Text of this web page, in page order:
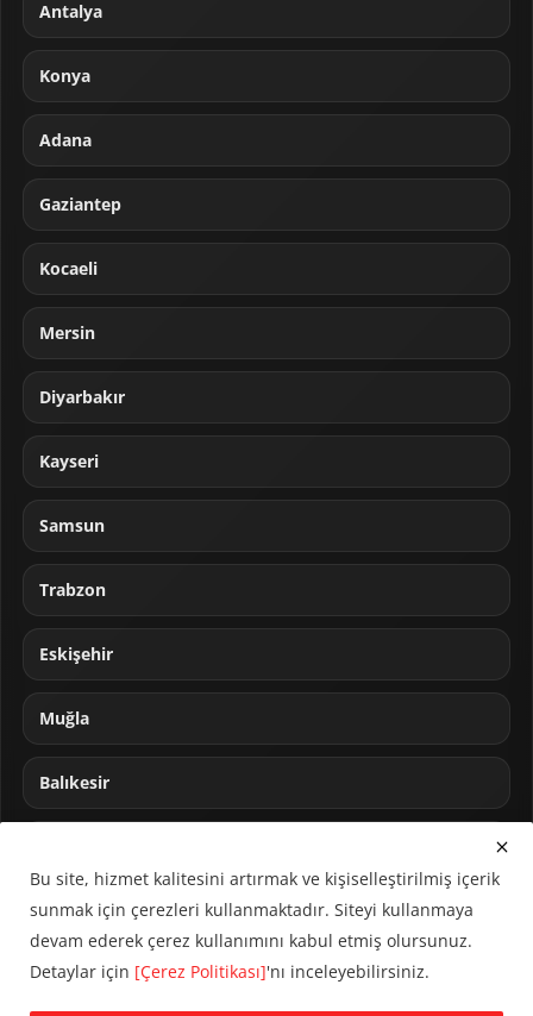
Antalya
Konya
Adana
Gaziantep
Kocaeli
Mersin
Diyarbakır
Kayseri
Samsun
Trabzon
Eskişehir
Muğla
Balıkesir
Bu site, hizmet kalitesini artırmak ve kişiselleştirilmiş içerik
sunmak için çerezleri kullanmaktadır. Siteyi kullanmaya
devam ederek çerez kullanımını kabul etmiş olursunuz.
Detaylar için [Çerez Politikası]'nı inceleyebilirsiniz.